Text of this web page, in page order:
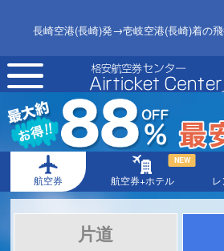
長崎空港(長崎)発→壱岐空港(長崎)着の
toggle
navigation
航空券 航空券+ホテル
NEW
片道